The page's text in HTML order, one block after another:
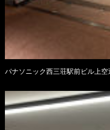
パナソニック西三荘駅前ビル上空